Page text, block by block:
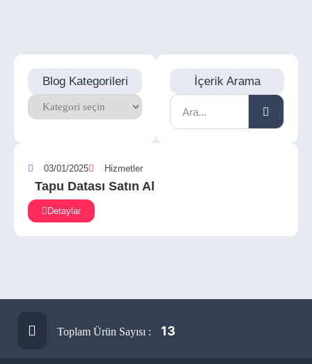
Blog Kategorileri İçerik Arama
03/01/2025 Hizmetler
Tapu Datası Satın Al
Detaylar
Toplam Ürün Sayısı : 13